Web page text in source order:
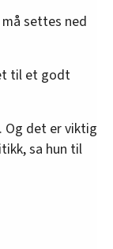
settes ned
til et godt
det er viktig
sa hun til